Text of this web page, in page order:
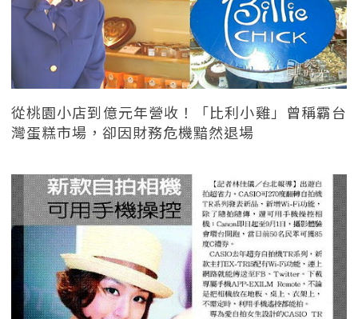
從桃園小店到億元年營收！「比利小雞」曾稱霸台
灣蛋糕市場，卻因財務危機黯然退場